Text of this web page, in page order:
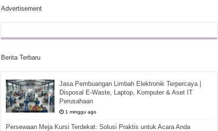
Advertisement
Berita Terbaru
Jasa Pembuangan Limbah Elektronik Terpercaya |
Disposal E-Waste, Laptop, Komputer & Aset IT
Perusahaan
1 minggu ago
Persewaan Meja Kursi Terdekat: Solusi Praktis untuk Acara Anda